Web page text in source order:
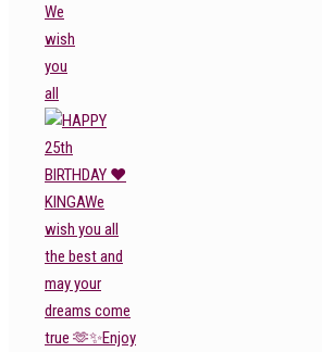
We
wish
you
all